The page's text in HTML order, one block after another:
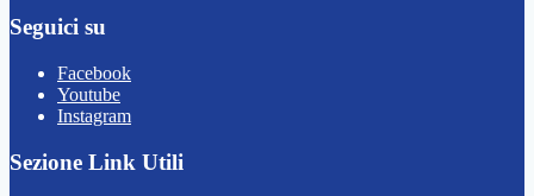
Seguici su
Facebook
Youtube
Instagram
Sezione Link Utili